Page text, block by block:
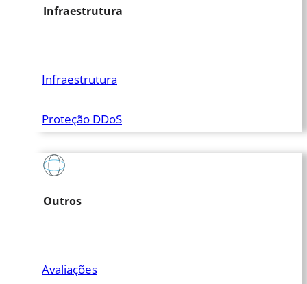
Infraestrutura
Infraestrutura
Proteção DDoS
Outros
Avaliações